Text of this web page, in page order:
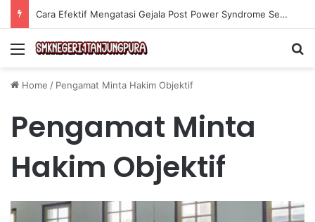
Cara Efektif Mengatasi Gejala Post Power Syndrome Setelah Pensiun Kerja
Menu
Home / Pengamat Minta Hakim Objektif
Pengamat Minta
Hakim Objektif